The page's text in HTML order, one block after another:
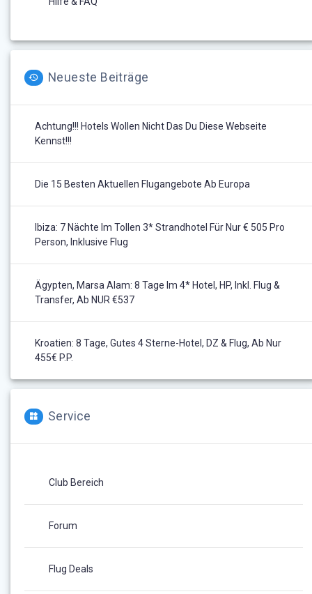
Neueste Beiträge
Achtung!!! Hotels Wollen Nicht Das Du Diese Webseite
Kennst!!!
Die 15 Besten Aktuellen Flugangebote Ab Europa
Ibiza: 7 Nächte Im Tollen 3* Strandhotel Für Nur € 505 Pro
Person, Inklusive Flug
Ägypten, Marsa Alam: 8 Tage Im 4* Hotel, HP, Inkl. Flug &
Transfer, Ab NUR €537
Kroatien: 8 Tage, Gutes 4 Sterne-Hotel, DZ & Flug, Ab Nur
455€ P.P.
Service
Club Bereich
Forum
Flug Deals